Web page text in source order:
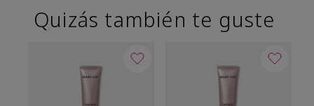
Quizás también te guste